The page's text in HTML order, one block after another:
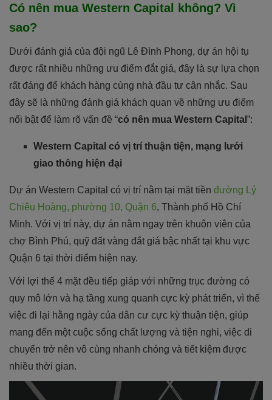
Có nên mua Western Capital không? Vì
sao?
Dưới đánh giá của đội ngũ Lê Đình Phong, dự án hội tụ
được rất nhiều những ưu điểm đắt giá, đây là sự lựa chọn
rất đáng để khách hàng cùng nhà đầu tư cân nhắc. Sau
đây sẽ là những đánh giá khách quan về những ưu điểm
nổi bật để làm rõ vấn đề “có nên mua Western Capital ”:
Western Capital có vị trí thuận tiện, mạng lưới
giao thông hiện đại
Dự án Western Capital có vị trí nằm tại mặt tiền đường Lý
Chiêu Hoàng, phường 10, Quận 6, Thành phố Hồ Chí
Minh. Với vị trí này, dự án nằm ngay trên khuôn viên của
chợ Bình Phú, quỹ đất vàng đắt giá bậc nhất tại khu vực
Quận 6 tại thời điểm hiện nay.
Với lợi thế 4 mặt đều tiếp giáp với những trục đường có
quy mô lớn và hạ tầng xung quanh cực kỳ phát triển, vì thế
việc đi lại hằng ngày của dân cư cực kỳ thuận tiện, giúp
mang đến một cuộc sống chất lượng và tiện nghi, việc di
chuyển trở nên vô cùng nhanh chóng và tiết kiệm được
nhiều thời gian.